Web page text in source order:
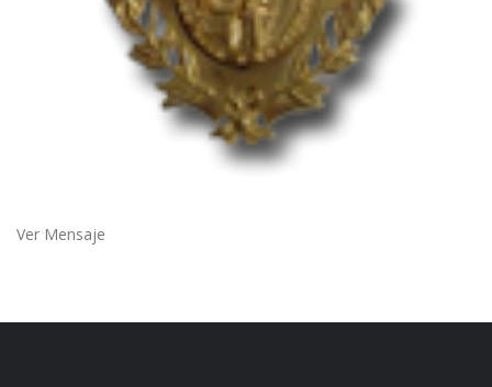
Ver Mensaje